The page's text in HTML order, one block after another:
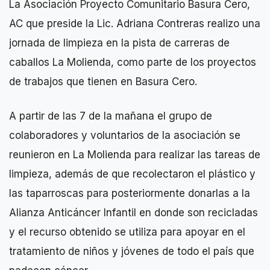
La Asociación Proyecto Comunitario Basura Cero,
AC que preside la Lic. Adriana Contreras realizo una
jornada de limpieza en la pista de carreras de
caballos La Molienda, como parte de los proyectos
de trabajos que tienen en Basura Cero.
A partir de las 7 de la mañana el grupo de
colaboradores y voluntarios de la asociación se
reunieron en La Molienda para realizar las tareas de
limpieza, además de que recolectaron el plástico y
las taparroscas para posteriormente donarlas a la
Alianza Anticáncer Infantil en donde son recicladas
y el recurso obtenido se utiliza para apoyar en el
tratamiento de niños y jóvenes de todo el país que